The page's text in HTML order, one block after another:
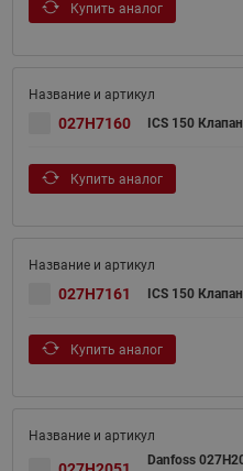
Купить аналог
027H7160 ICS 150
Купить аналог
027H7161 ICS 150
Купить аналог
Danfoss